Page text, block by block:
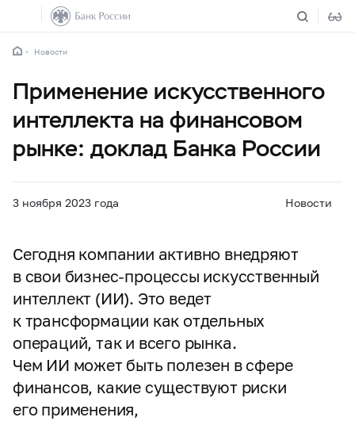
Новости
Применение искусственного
интеллекта на финансовом
рынке: доклад Банка России
3 ноября 2023 года Новости
Сегодня компании активно внедряют
в свои бизнес-процессы искусственный
интеллект (ИИ). Это ведет
к трансформации как отдельных
операций, так и всего рынка.
Чем ИИ может быть полезен в сфере
финансов, какие существуют риски
его применения,